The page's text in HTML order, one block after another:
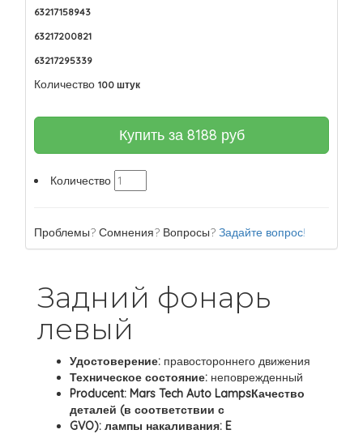
63217158943
63217200821
63217295339
Количество 100 штук
Купить за 8188 руб
Количество
Проблемы? Сомнения? Вопросы? Задайте вопрос!
Задний фонарь
левый
Удостоверение: правостороннего движения
Техническое состояние: неповрежденный
Producent: Mars Tech Auto LampsКачество
деталей (в соответствии с
GVO): лампы накаливания: E